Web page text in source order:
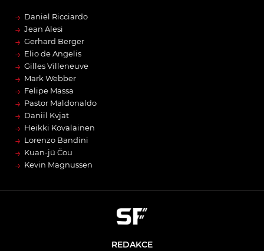
→ Daniel Ricciardo
→ Jean Alesi
→ Gerhard Berger
→ Elio de Angelis
→ Gilles Villeneuve
→ Mark Webber
→ Felipe Massa
→ Pastor Maldonaldo
→ Daniil Kvjat
→ Heikki Kovalainen
→ Lorenzo Bandini
→ Kuan-jü Čou
→ Kevin Magnussen
REDAKCE